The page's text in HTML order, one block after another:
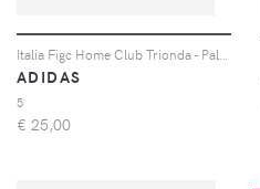
ADIDAS
5
€ 25,00